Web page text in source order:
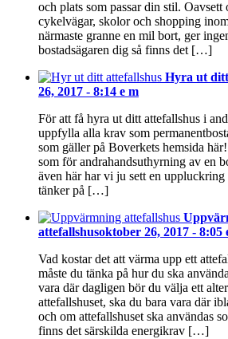
och plats som passar din stil.
cykelvägar, skolor och shopping
närmaste granne en mil bort, ger
bostadsägaren dig så finns det […]
Hyra ut
26, 2017 - 8:14 e m
För att få hyra ut ditt attefallshus i
uppfylla alla krav som
som gäller på Boverkets hemsida
som för andrahandsuthyrning av en
även här har vi ju sett en
tänker på […]
attefallshusoktober 26, 2017 - 8:05
Vad kostar det att värma upp ett
måste du tänka på hur du ska
vara där dagligen bör du välja ett
attefallshuset, ska du bara vara där
och om attefallshuset ska användas
finns det särskilda energikrav […]